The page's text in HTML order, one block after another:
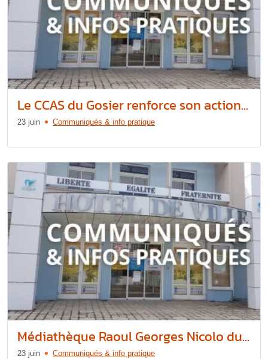
Le CCAS du Gosier renforce son action...
23 juin Communiqués & info pratique
Médiathèque Raoul Georges Nicolo du...
23 juin Communiqués & info pratique